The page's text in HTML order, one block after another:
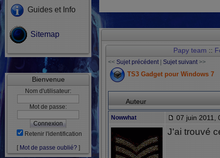
Guides et Info
Sitemap
Bienvenue
Nom d'utilisateur:
Mot de passe:
Retenir l'identification
[ Mot de passe oublié? ]
Papy team ::
<< Sujet précédent| Sujet suivant>>
TS3 Gadget pour Windows 7
Auteur
Nowwhat 07 juin 2011,
J'ai trouvé